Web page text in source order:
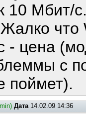
10 Мбит/
- цена
с
поймет).
Дата14.02.09 14:36